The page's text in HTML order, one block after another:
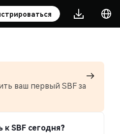
ваш первый SBF за
к SBF сегодня?